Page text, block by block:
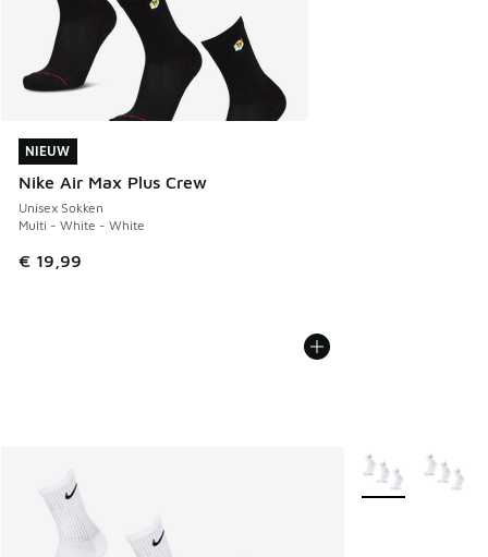
NIEUW
Nike Air Max Plus Crew
Unisex Sokken
Multi - White - White
€ 19,99
NIEUW
Meer kleuren